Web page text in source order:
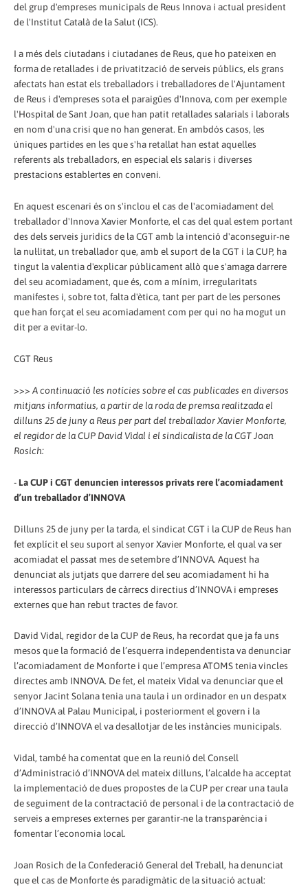
del grup d'empreses municipals de Reus Innova i actual president
de l'Institut Català de la Salut (ICS).
I a més dels ciutadans i ciutadanes de Reus, que ho pateixen en
forma de retallades i de privatització de serveis públics, els grans
afectats han estat els treballadors i treballadores de l'Ajuntament
de Reus i d'empreses sota el paraigües d'Innova, com per exemple
l'Hospital de Sant Joan, que han patit retallades salarials i laborals
en nom d'una crisi que no han generat. En ambdós casos, les
úniques partides en les que s'ha retallat han estat aquelles
referents als treballadors, en especial els salaris i diverses
prestacions establertes en conveni.
En aquest escenari és on s'inclou el cas de l'acomiadament del
treballador d'Innova Xavier Monforte, el cas del qual estem portant
des dels serveis jurídics de la CGT amb la intenció d'aconseguir-ne
la nul·litat, un treballador que, amb el suport de la CGT i la CUP, ha
tingut la valentia d'explicar públicament allò que s'amaga darrere
del seu acomiadament, que és, com a mínim, irregularitats
manifestes i, sobre tot, falta d'ètica, tant per part de les persones
que han forçat el seu acomiadament com per qui no ha mogut un
dit per a evitar-lo.
CGT Reus
>>> A continuació les notícies sobre el cas publicades en diversos
mitjans informatius, a partir de la roda de premsa realitzada el
dilluns 25 de juny a Reus per part del treballador Xavier Monforte,
el regidor de la CUP David Vidal i el sindicalista de la CGT Joan
Rosich:
- La CUP i CGT denuncien interessos privats rere l’acomiadament
d’un treballador d’INNOVA
Dilluns 25 de juny per la tarda, el sindicat CGT i la CUP de Reus han
fet explícit el seu suport al senyor Xavier Monforte, el qual va ser
acomiadat el passat mes de setembre d’INNOVA. Aquest ha
denunciat als jutjats que darrere del seu acomiadament hi ha
interessos particulars de càrrecs directius d’INNOVA i empreses
externes que han rebut tractes de favor.
David Vidal, regidor de la CUP de Reus, ha recordat que ja fa uns
mesos que la formació de l’esquerra independentista va denunciar
l’acomiadament de Monforte i que l’empresa ATOMS tenia vincles
directes amb INNOVA. De fet, el mateix Vidal va denunciar que el
senyor Jacint Solana tenia una taula i un ordinador en un despatx
d’INNOVA al Palau Municipal, i posteriorment el govern i la
direcció d’INNOVA el va desallotjar de les instàncies municipals.
Vidal, també ha comentat que en la reunió del Consell
d’Administració d’INNOVA del mateix dilluns, l’alcalde ha acceptat
la implementació de dues propostes de la CUP per crear una taula
de seguiment de la contractació de personal i de la contractació de
serveis a empreses externes per garantir-ne la transparència i
fomentar l’economia local.
Joan Rosich de la Confederació General del Treball, ha denunciat
que el cas de Monforte és paradigmàtic de la situació actual: